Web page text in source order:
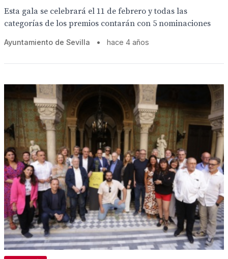
Esta gala se celebrará el 11 de febrero y todas las
categorías de los premios contarán con 5 nominaciones
Ayuntamiento de Sevilla • hace 4 años